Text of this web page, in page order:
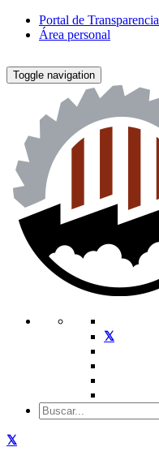
Portal de Transparencia
Área personal
Toggle navigation